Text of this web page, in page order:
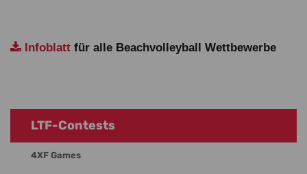
Infoblatt für alle Beachvolleyball Wettbewerbe
LTF-Contests
4XF Games